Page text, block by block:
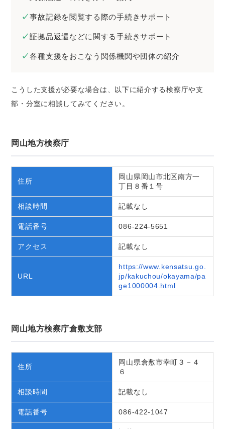
事故記録を閲覧する際の手続きサポート
証拠品返還などに関する手続きサポート
各種支援をおこなう関係機関や団体の紹介
こうした支援が必要な場合は、以下に紹介する検察庁や支
部・分室に相談してみてください。
岡山地方検察庁
住所
岡山県岡山市北区南方一
丁目８番１号
相談時間 記載なし
電話番号 086-224-5651
アクセス 記載なし
URL
https://www.kensatsu.go.
jp/kakuchou/okayama/pa
ge1000004.html
岡山地方検察庁倉敷支部
住所
岡山県倉敷市幸町３－４
６
相談時間 記載なし
電話番号 086-422-1047